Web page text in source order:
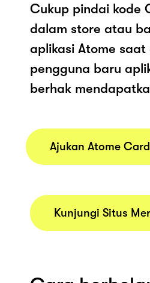
Cukup pindai kode
dalam store atau
aplikasi Atome saat
pengguna baru
berhak
Ajukan Atome Card
Kunjungi Situs